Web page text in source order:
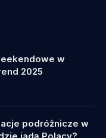
w
2025
podróżnicze w
jadą Polacy?